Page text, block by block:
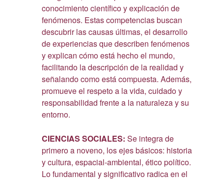
conocimiento científico y explicación de
fenómenos. Estas competencias buscan
descubrir las causas últimas, el desarrollo
de experiencias que describen fenómenos
y explican cómo está hecho el mundo,
facilitando la descripción de la realidad y
señalando como está compuesta. Además,
promueve el respeto a la vida, cuidado y
responsabilidad frente a la naturaleza y su
entorno.
CIENCIAS SOCIALES: Se integra de
primero a noveno, los ejes básicos: historia
y cultura, espacial-ambiental, ético político.
Lo fundamental y significativo radica en el